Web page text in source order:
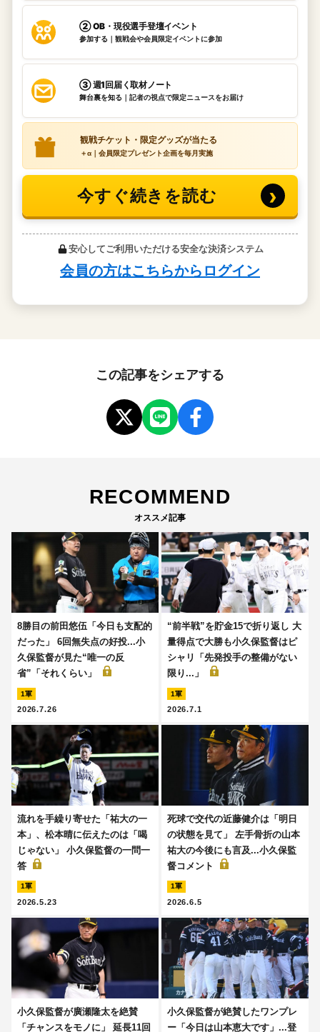
この記事をシェアする
RECOMMEND
オススメ記事
8勝目の前田悠伍「今日も支配的
だった」 6回無失点の好投...小
久保監督が見た“唯一の反
省”「それくらい」
1軍
2026.7.26
“前半戦”を貯金15で折り返し 大
量得点で大勝も小久保監督はピ
シャリ「先発投手の整備がない
限り...」
1軍
2026.7.1
流れを手繰り寄せた「祐大の一
本」、松本晴に伝えたのは「喝
じゃない」 小久保監督の一問一
答
1軍
2026.5.23
死球で交代の近藤健介は「明日
の状態を見て」 左手骨折の山本
祐大の今後にも言及...小久保監
督コメント
1軍
2026.6.5
小久保監督が廣瀬隆太を絶賛
「チャンスをモノに」 延長11回
小久保監督が絶賛したワンプレ
ー「今日は山本恵大です」...登